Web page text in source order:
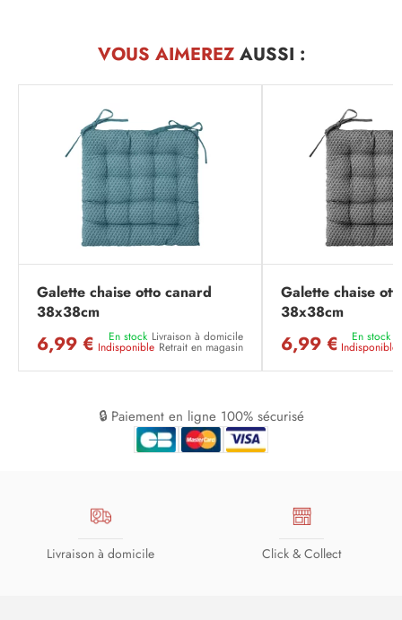
VOUS AIMEREZAUSSI :
Galette chaise otto canard
38x38cm
6,99 € En stock Livraison à domicile
Indisponible Retrait en magasin
Galette chaise
38x38cm
6,99 € En stock
Indisponible
🔒 Paiement en ligne 100% sécurisé
Livraison à domicile Click & Collect